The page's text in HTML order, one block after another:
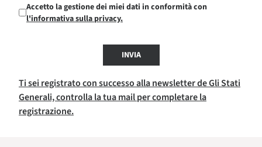
Accetto la gestione dei miei dati in conformità con
l'informativa sulla privacy.
INVIA
Ti sei registrato con successo alla newsletter de Gli Stati
Generali, controlla la tua mail per completare la
registrazione.